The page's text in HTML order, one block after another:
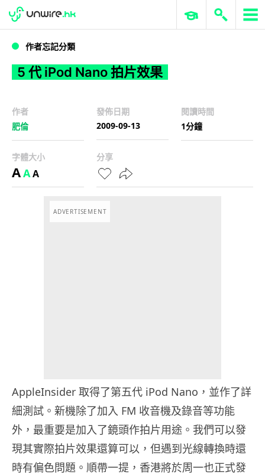
5 代 iPod Nano 拍片效果
WWDC 2026 ERP 與商業 AI
作者忘記分類
5 代 iPod Nano 拍片效果
作者
肥倫
發佈日期
2009-09-13
閱讀時間
1分鐘
字體大小
AAA
分享
ADVERTISEMENT
AppleInsider 取得了第五代 iPod Nano，並作了詳
細測試。新機除了加入 FM 收音機及錄音等功能
外，最重要是加入了鏡頭作拍片用途。我們可以發
現其實際拍片效果還算可以，但遇到光線轉換時還
時有偏色問題。順帶一提，香港將於周一也正式發